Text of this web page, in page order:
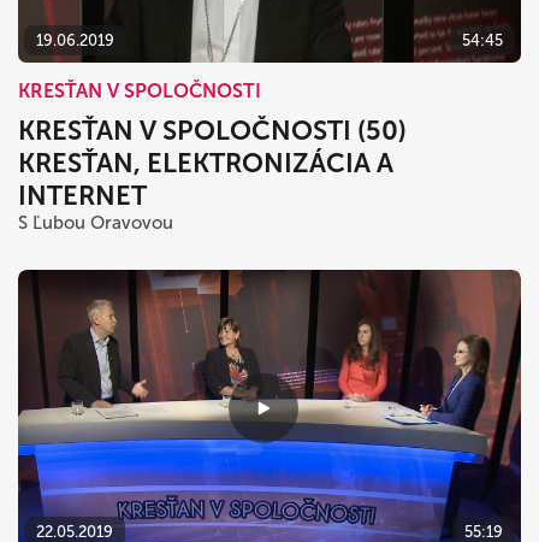
19.06.2019 54:45
KRESŤAN V SPOLOČNOSTI
KRESŤAN V SPOLOČNOSTI (50)
KRESŤAN, ELEKTRONIZÁCIA A
INTERNET
S Ľubou Oravovou
22.05.2019 55:19